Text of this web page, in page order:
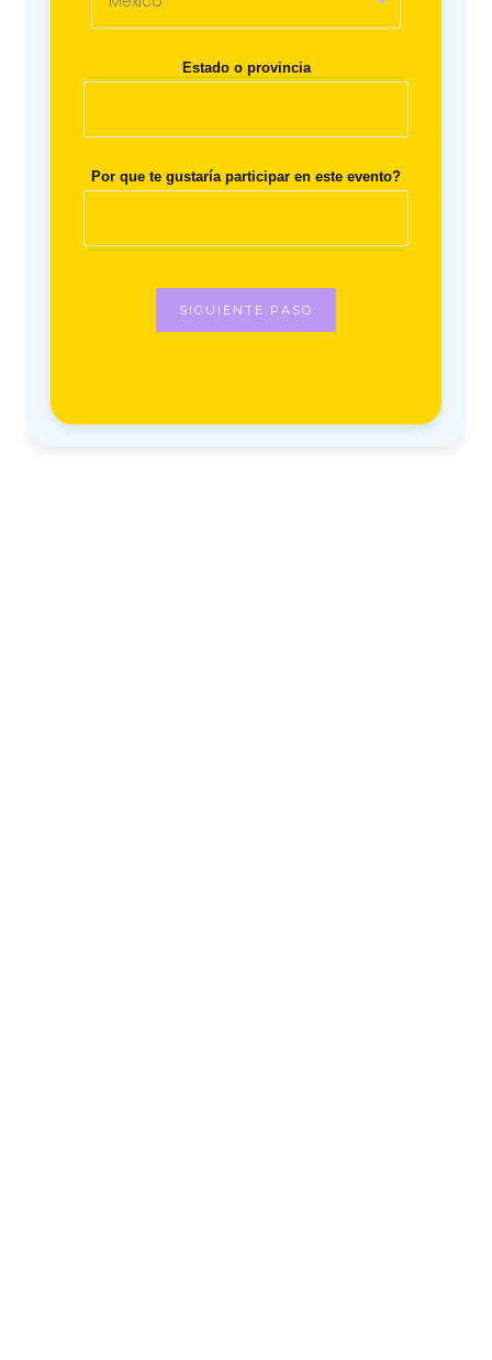
Estado o provincia
Por que te gustaría participar en este evento?